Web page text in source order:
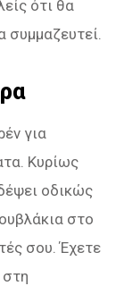
ότι θα
συμμαζευτεί.
για
Κυρίως
οδικώς
στο
σου. Έχετε
στη